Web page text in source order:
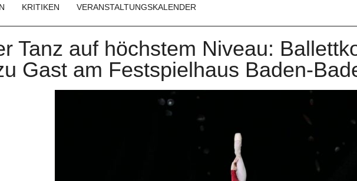
KRITIKEN VERANSTALTUNGSKALENDER
Tanz auf höchstem Niveau:
Gast am Festspielhaus Baden-